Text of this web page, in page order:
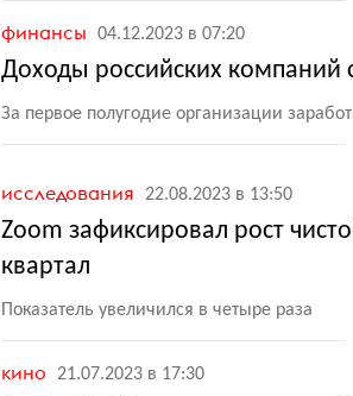
финансы 04.12.2023 в 07:20
Доходы российских
За первое полугодие организации
исследования 22.08.2023 в 13:50
Zoom зафиксировал рост
квартал
Показатель увеличился в четыре раза
кино 21.07.2023 в 17:30